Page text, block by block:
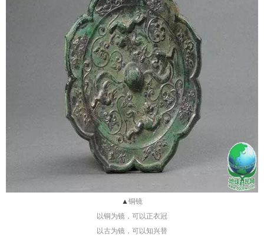
▲铜镜
以铜为镜，可以正衣冠
以古为镜，可以知兴替